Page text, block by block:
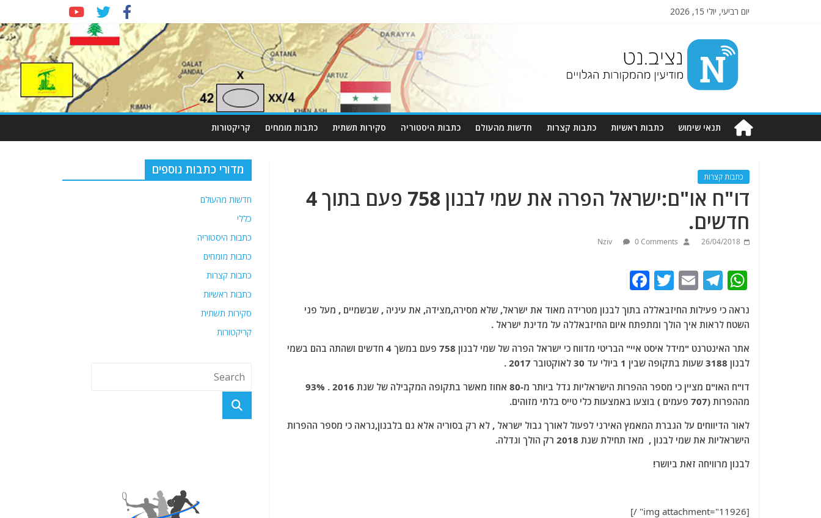
יום רביעי, יולי 15, 2026
Nziv.net
מודיעין
מהמקורות
תנאי שימוש כתבות ראשיות כתבות קצרות חדשות מהעולם כתבות היסטוריה סקירות תשתית כתבות מומחים קריקטורות
כתבות קצרות
דו"ח או"ם:ישראל הפרה את שמי לבנון 758 פעם בתוך 4
חדשים.
26/04/2018
Nziv 0 Comments
W
at
s
A
p
p
T
el
e
g
ra
m
E
ai
l
T
w
itt
er
c
e
b
o
o
k
נראה כי פעילות החיזבאללה בתוך לבנון מטרידה מאוד את ישראל, שלא מסירה,מצידה, את עיניה , שבשמיים , מעל פני
השטח לראות איך הולך ומתפתח איום החיזבאללה על מדינת ישראל .
אתר האינטרנט "מידל איסט איי" הבריטי מדווח כי ישראל הפרה של שמי לבנון 758 פעם במשך 4 חדשים ושהתה בהם בשמי
לבנון 3188 שעות בתקופה שבין 1 ביולי עד 30 לאוקטובר 2017 .
דו"ח האו"ם מציין כי מספר ההפרות הישראליות גדל ביותר מ-80 אחוז מאשר בתקופה המקבילה של שנת 2016 . 93%
מההפרות (707 פעמים ) בוצעו באמצעות כלי טייס בלתי מזוהים.
לאור הדיווחים על הגברת המאמץ האירני לפעול לאורך גבול ישראל , לא רק בסוריה אלא גם בלבנון,נראה כי מספר ההפרות
הישראליות את שמי לבנון , מאז תחילת שנת 2018 רק הולך וגדלה.
לבנון מרוויחה זאת ביושר!
[img attachment="11926" /]
מדורי כתבות נוספים
חדשות מהעולם
כללי
כתבות היסטוריה
כתבות מומחים
כתבות קצרות
כתבות ראשיות
סקירות תשתית
קריקטורות